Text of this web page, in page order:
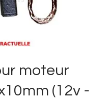
moteur
(12v -